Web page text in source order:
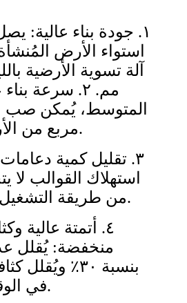
١. جودة بناء عالية:
​​استواء الأرض
مم. ٢. سرعة
مربع من الأرض يوميًا.
٣. تقليل كمية
من طريقة التشغيل التقليدية.
٤. أتمتة عالية
منخفضة: يُقلل
بنسبة ٣٠٪ ويُقلل
في الوقت نفسه.